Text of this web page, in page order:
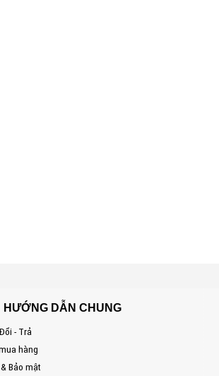
DẪN CHUNG
- Trả
hàng
mật